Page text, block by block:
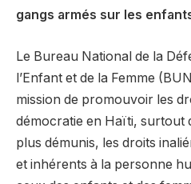
gangs armés sur les
Le Bureau National de la
l’Enfant et de la Femme
mission de promouvoir les
démocratie en Haïti, surtout
plus démunis, les droits
et inhérents à la personne